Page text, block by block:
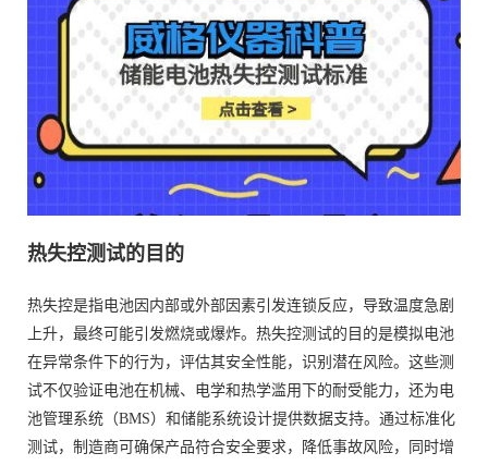
热失控测试的目的
热失控是指电池因内部或外部因素引发连锁反应，导致温度急剧
上升，最终可能引发燃烧或爆炸。热失控测试的目的是模拟电池
在异常条件下的行为，评估其安全性能，识别潜在风险。这些测
试不仅验证电池在机械、电学和热学滥用下的耐受能力，还为电
池管理系统（BMS）和储能系统设计提供数据支持。通过标准化
测试，制造商可确保产品符合安全要求，降低事故风险，同时增